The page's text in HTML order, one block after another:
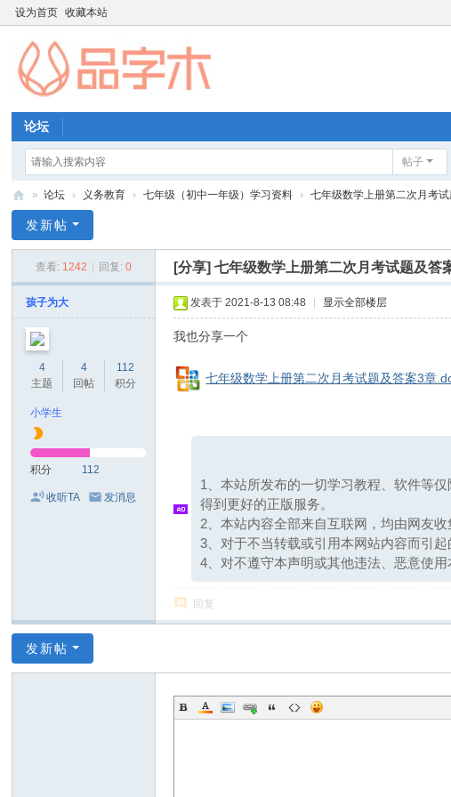
设为首页 收藏本站
论坛
帖子
字
教
资
» 论坛 › 义务教育 › 七年级（初中一年级）学习资料 › 七年级数学上册第二次月考
发新帖
查看: 1242 回复: 0 [分享]七年级数学上册第二次月考试题及答
孩子为大
4
主题
4
回帖
112
积分
小学生
积分 112
收听TA 发消息
发表于 2021-8-13 08:48 显示全部楼层
我也分享一个
七年级数学上册第二次月考试题及答案3章
1、本站所发布的一切学习教程、软件等
得到更好的正版服务。
2、本站内容全部来自互联网，均由网友
3、对于不当转载或引用本网站内容而引
4、对不遵守本声明或其他违法、恶意使
回复
发新帖